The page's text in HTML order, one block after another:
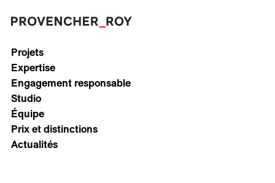
Projets
Expertise
Engagement responsable
Studio
Équipe
Prix et distinctions
Actualités